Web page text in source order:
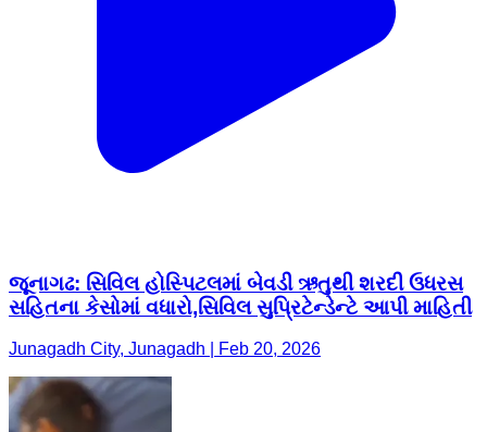
જૂનાગઢ: સિવિલ હોસ્પિટલમાં બેવડી ઋતુથી શરદી ઉધરસ
સહિતના કેસોમાં વધારો,સિવિલ સુપ્રિટેન્ડેન્ટે આપી માહિતી
Junagadh City, Junagadh | Feb 20, 2026